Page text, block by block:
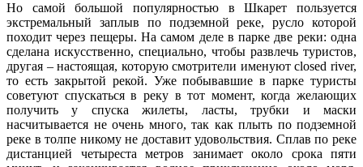
Но самой большой популярностью в Шкарет пользуется
экстремальный заплыв по подземной реке, русло которой
походит через пещеры. На самом деле в парке две реки: одна
сделана искусственно, специально, чтобы развлечь туристов,
другая – настоящая, которую смотрители именуют closed river,
то есть закрытой рекой. Уже побывавшие в парке туристы
советуют спускаться в реку в тот момент, когда желающих
получить у спуска жилеты, ласты, трубки и маски
насчитывается не очень много, так как плыть по подземной
реке в толпе никому не доставит удовольствия. Сплав по реке
дистанцией четыреста метров занимает около срока пяти